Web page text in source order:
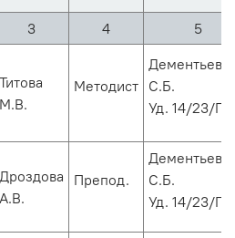
3 4 5
Титова
М.В.
Методист
Дементьев
С.Б.
Уд. 14/23/ПБ
Дроздова
А.В.
Препод.
Дементьев
С.Б.
Уд. 14/23/ПБ